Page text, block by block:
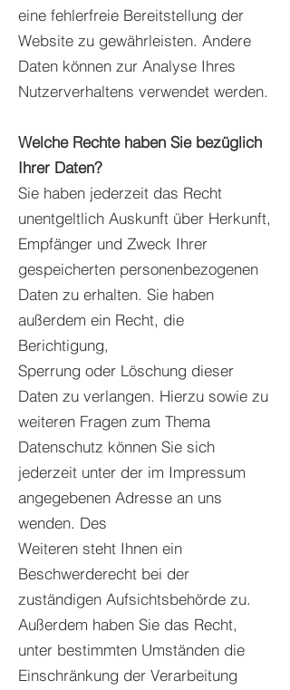
eine fehlerfreie Bereitstellung der
Website zu gewährleisten. Andere
Daten können zur Analyse Ihres
Nutzerverhaltens verwendet werden.
Welche Rechte haben Sie bezüglich
Ihrer Daten?
Sie haben jederzeit das Recht
unentgeltlich Auskunft über Herkunft,
Empfänger und Zweck Ihrer
gespeicherten personenbezogenen
Daten zu erhalten. Sie haben
außerdem ein Recht, die
Berichtigung,
Sperrung oder Löschung dieser
Daten zu verlangen. Hierzu sowie zu
weiteren Fragen zum Thema
Datenschutz können Sie sich
jederzeit unter der im Impressum
angegebenen Adresse an uns
wenden. Des
Weiteren steht Ihnen ein
Beschwerderecht bei der
zuständigen Aufsichtsbehörde zu.
Außerdem haben Sie das Recht,
unter bestimmten Umständen die
Einschränkung der Verarbeitung